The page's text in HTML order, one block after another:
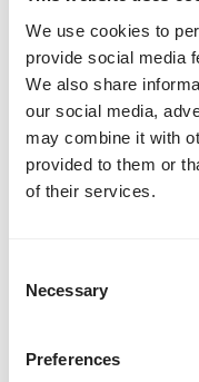
We use cookies to
provide social media
We also share
our social media,
may combine it with
provided to them or
of their services.
Selection
Necessary
Preferences
Votre chien
abondantes ?